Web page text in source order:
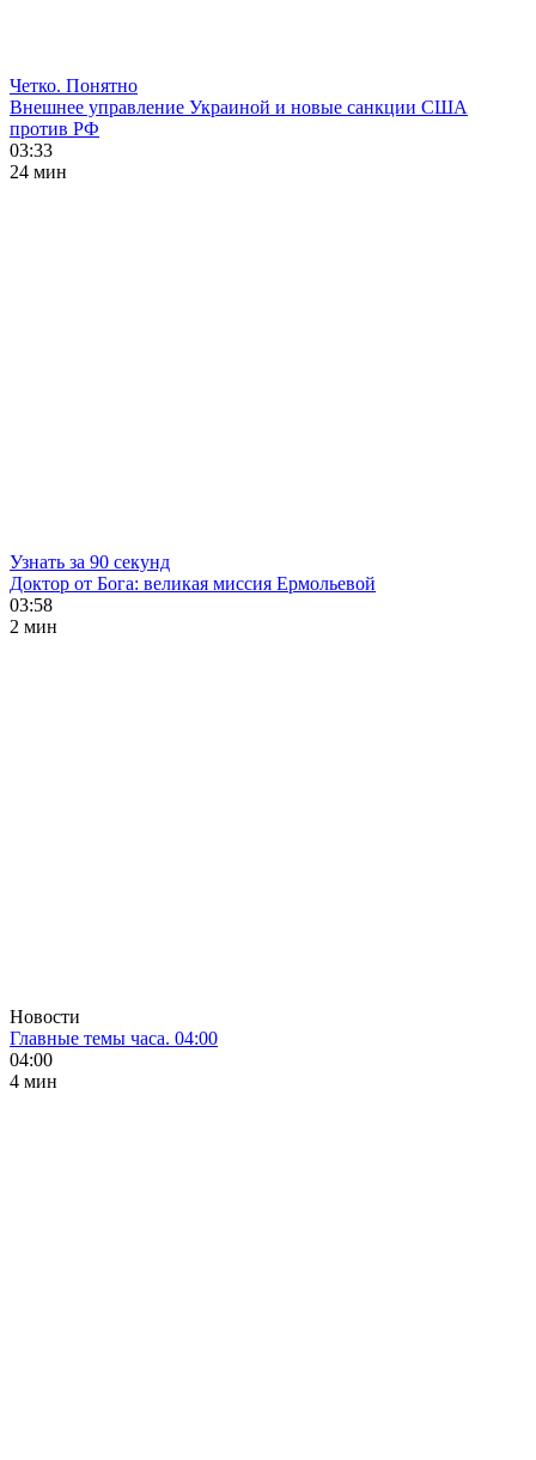
Четко. Понятно
Внешнее управление Украиной и новые санкции США
против РФ
03:33
24 мин
Узнать за 90 секунд
Доктор от Бога: великая миссия Ермольевой
03:58
2 мин
Новости
Главные темы часа. 04:00
04:00
4 мин